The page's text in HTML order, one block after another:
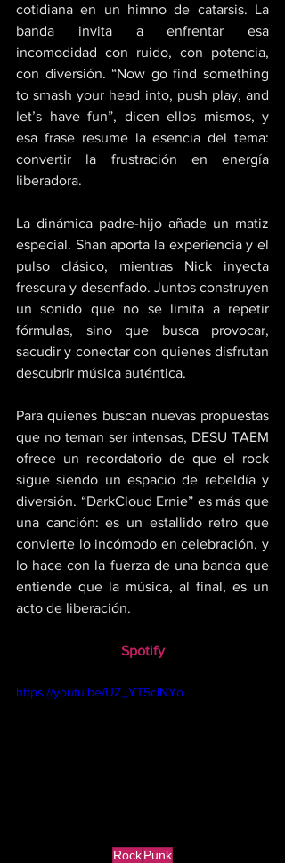
cotidiana en un himno de catarsis. La
banda invita a enfrentar esa
incomodidad con ruido, con potencia,
con diversión. “Now go find something
to smash your head into, push play, and
let’s have fun”, dicen ellos mismos, y
esa frase resume la esencia del tema:
convertir la frustración en energía
liberadora.
La dinámica padre-hijo añade un matiz
especial. Shan aporta la experiencia y el
pulso clásico, mientras Nick inyecta
frescura y desenfado. Juntos construyen
un sonido que no se limita a repetir
fórmulas, sino que busca provocar,
sacudir y conectar con quienes disfrutan
descubrir música auténtica.
Para quienes buscan nuevas propuestas
que no teman ser intensas, DESU TAEM
ofrece un recordatorio de que el rock
sigue siendo un espacio de rebeldía y
diversión. “DarkCloud Ernie” es más que
una canción: es un estallido retro que
convierte lo incómodo en celebración, y
lo hace con la fuerza de una banda que
entiende que la música, al final, es un
acto de liberación.
Spotify
https://youtu.be/UZ_YT5cINYo
RockPunk